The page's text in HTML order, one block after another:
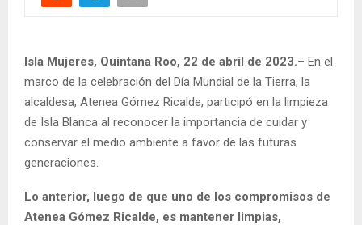
Isla Mujeres, Quintana Roo, 22 de abril de 2023.– En el
marco de la celebración del Día Mundial de la Tierra, la
alcaldesa, Atenea Gómez Ricalde, participó en la limpieza
de Isla Blanca al reconocer la importancia de cuidar y
conservar el medio ambiente a favor de las futuras
generaciones.
Lo anterior, luego de que uno de los compromisos de
Atenea Gómez Ricalde, es mantener limpias,